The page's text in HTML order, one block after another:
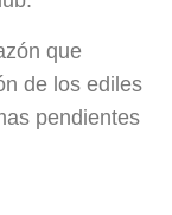
que
de los ediles
pendientes